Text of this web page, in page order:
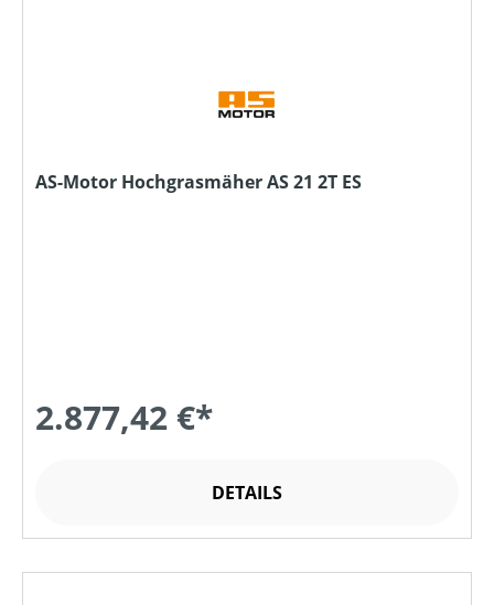
AS-Motor Hochgrasmäher AS 21 2T ES
2.877,42 €*
DETAILS